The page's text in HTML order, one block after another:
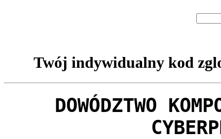
Twój indywidualny kod
DOWÓDZTWO